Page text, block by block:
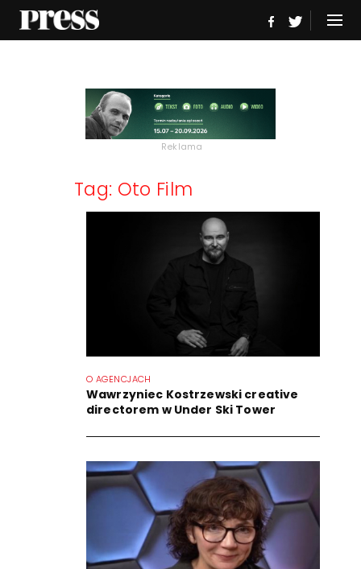
Reklama
Tag: Oto Film
O AGENCJACH
Wawrzyniec Kostrzewski creative
directorem w Under Ski Tower